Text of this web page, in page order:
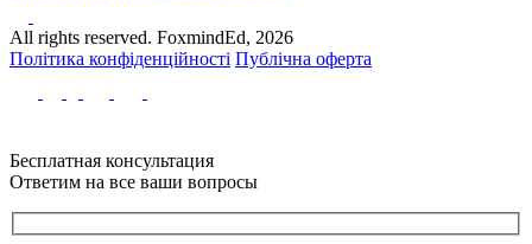
All rights reserved. FoxmindEd, 2026
Політика конфіденційності Публічна оферта
Бесплатная консультация
Ответим на все ваши вопросы